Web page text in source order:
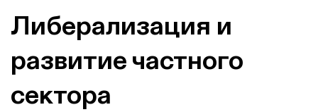
Либерализация и
развитие частного
сектора